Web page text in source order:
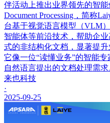
伴活动上推出业界领先的智
Document Processing，简称
台基于视觉语言模型（VLM
智能体等前沿技术，帮助企
式的非结构化文档，显著提
它像一位“读懂业务”的智能
自然语言提出的文档处理需求
来也科技
·
2025-09-25